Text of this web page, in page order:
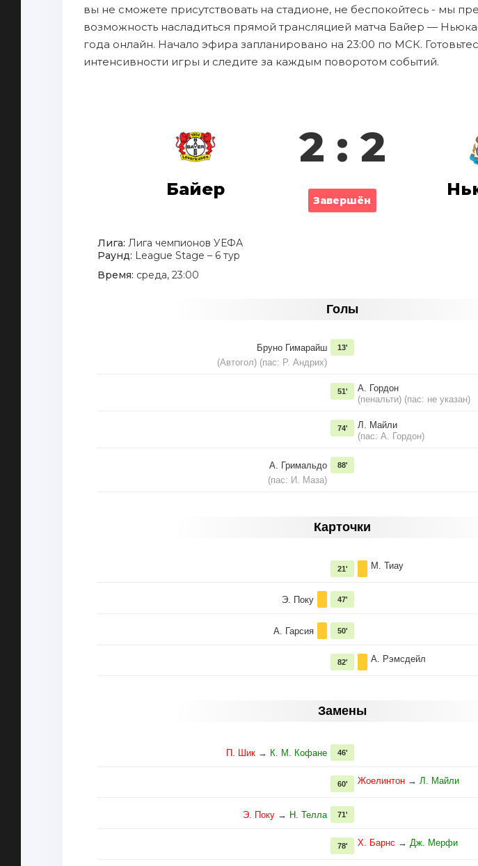
вы не сможете присутствовать на стадионе, не беспокойтесь - мы
возможность насладиться прямой трансляцией матча Байер —
года онлайн. Начало эфира запланировано на 23:00 по МСК.
интенсивности игры и следите за каждым поворотом событий.
Байер
2 : 2
Завершён
Лига: Лига чемпионов УЕФА
Раунд: League Stage – 6 тур
Время: среда, 23:00
Голы
Бруно Гимарайш
(Автогол) (пас: Р. Андрих)
13'
А. Гордон
(пенальти) (пас: не указан)
51'
Л. Майли
(пас: А. Гордон)
74'
А. Гримальдо
(пас: И. Маза)
88'
Карточки
М. Тиау
21'
Э. Поку 47'
А. Гарсия 50'
А. Рэмсдейл
82'
Замены
П. Шик → К. М. Кофане 46'
Жоелинтон → Л. Майли
60'
Э. Поку → Н. Телла 71'
Х. Барнс → Дж. Мерфи
78'